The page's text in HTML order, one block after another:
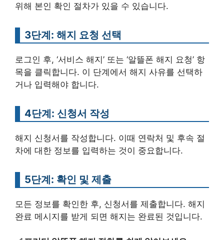
위해 본인 확인 절차가 있을 수 있습니다.
3단계: 해지 요청 선택
로그인 후, ‘서비스 해지’ 또는 ‘알뜰폰 해지 요청’ 항
목을 클릭합니다. 이 단계에서 해지 사유를 선택하
거나 입력해야 합니다.
4단계: 신청서 작성
해지 신청서를 작성합니다. 이때 연락처 및 후속 절
차에 대한 정보를 입력하는 것이 중요합니다.
5단계: 확인 및 제출
모든 정보를 확인한 후, 신청서를 제출합니다. 해지
완료 메시지를 받게 되면 해지는 완료된 것입니다.